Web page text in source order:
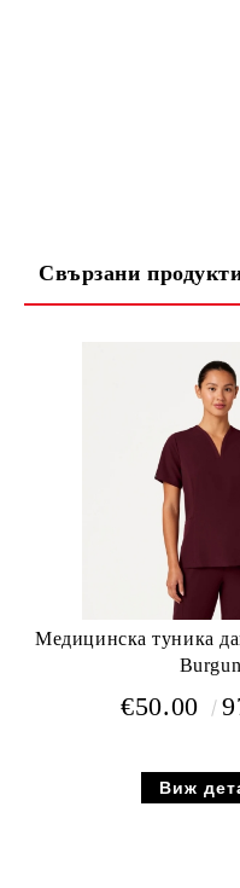
Свързани
Медицинска туника
€50.00
Виж